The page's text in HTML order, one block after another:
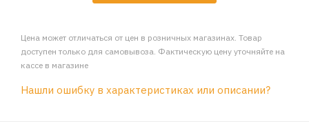
Цена может отличаться от цен в розничных магазинах. Товар
доступен только для самовывоза. Фактическую цену уточняйте на
кассе в магазине
Нашли ошибку в характеристиках или описании?